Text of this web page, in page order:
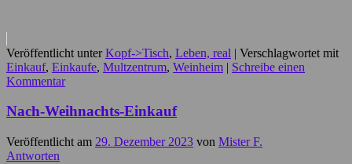
Veröffentlicht unter Kopf->Tisch, Leben, real | Verschlagwortet mit
Einkauf, Einkaufe, Multzentrum, Weinheim | Schreibe einen
Kommentar
Nach-Weihnachts-Einkauf
Veröffentlicht am 29. Dezember 2023 von Mister F.
Antworten